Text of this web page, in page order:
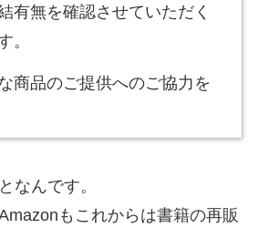
有無を確認させていただく
。
商品のご提供へのご協力を
なんです。
もこれからは書籍の再販